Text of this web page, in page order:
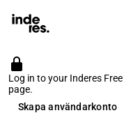
Log in to your Inderes
page.
Skapa användarkonto